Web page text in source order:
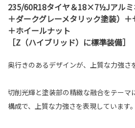
235/60R18タイヤ＆18×7½Jアルミ
＋ダークグレーメタリック塗装）
＋ホイールナット
［Z（ハイブリッド）に標準装備］
奥行きのあるデザインが、上質な力強さ
切削光輝と塗装部の精緻な融合をテーマ
構成で、上質な力強さを表現しています。